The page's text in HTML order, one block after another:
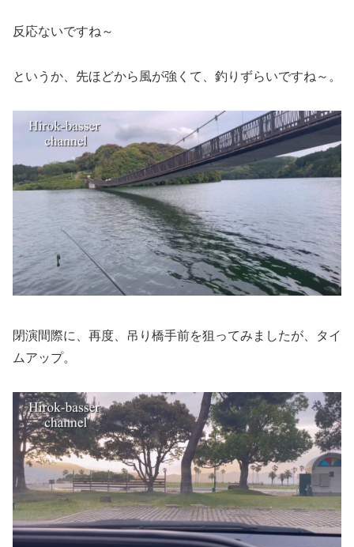
反応ないですね～
というか、先ほどから風が強くて、釣りずらいですね～。
閉演間際に、再度、吊り橋手前を狙ってみましたが、タイ
ムアップ。